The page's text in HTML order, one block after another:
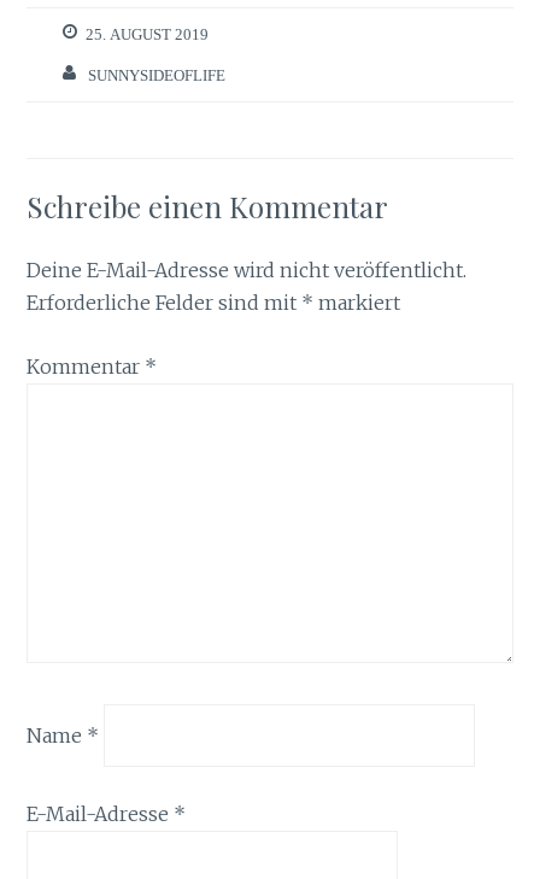
25. AUGUST 2019
SUNNYSIDEOFLIFE
Schreibe einen Kommentar
Deine E-Mail-Adresse wird nicht veröffentlicht.
Erforderliche Felder sind mit * markiert
Kommentar *
Name *
E-Mail-Adresse *